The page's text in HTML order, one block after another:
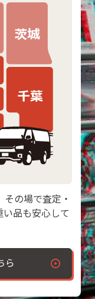
の場で査定・
品も安心して
ら